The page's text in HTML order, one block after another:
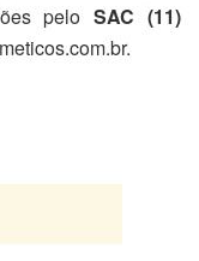
peloSAC (11)